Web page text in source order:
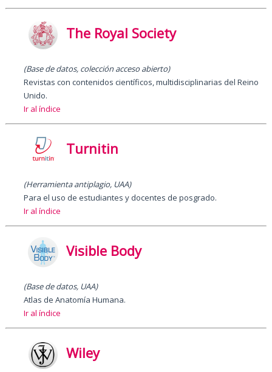
The Royal Society
(Base de datos, colección acceso abierto)
Revistas con contenidos científicos, multidisciplinarias del Reino
Unido.
Ir al índice
Turnitin
(Herramienta antiplagio, UAA)
Para el uso de estudiantes y docentes de posgrado.
Ir al índice
Visible Body
(Base de datos, UAA)
Atlas de Anatomía Humana.
Ir al índice
Wiley